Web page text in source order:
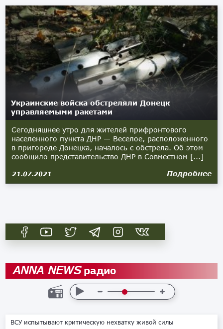
Украинские войска обстреляли Донецк
управляемыми ракетами
Сегодняшнее утро для жителей прифронтового
населенного пункта ДНР — Веселое, расположенного
в пригороде Донецка, началось с обстрела. Об этом
сообщило представительство ДНР в Совместном [...]
21.07.2021 Подробнее
ANNA NEWSрадио
ВСУ испытывают критическую нехватку живой силы